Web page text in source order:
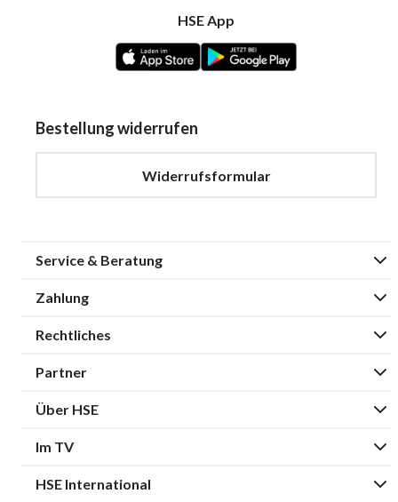
HSE App
Bestellung widerrufen
Widerrufsformular
Service & Beratung
Zahlung
Rechtliches
Partner
Über HSE
Im TV
HSE International